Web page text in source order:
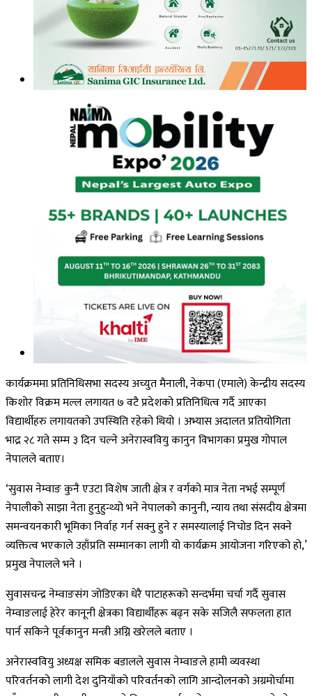
कार्यक्रममा प्रतिनिधिसभा सदस्य अच्युत मैनाली, नेकपा (एमाले) केन्द्रीय सदस्य
किशोर विक्रम मल्ल लगायत ७ वटै प्रदेशको प्रतिनिधित्व गर्दै आएका
विद्यार्थीहरु लगायतको उपस्थिति रहेको थियो । अभ्यास अदालत प्रतियोगिता
भाद्र २८ गते सम्म ३ दिन चल्ने अनेरास्ववियु कानुन विभागका प्रमुख गोपाल
नेपालले बताए।
‘सुवास नेम्वाङ कुनै एउटा विशेष जाती क्षेत्र र वर्गको मात्र नेता नभई सम्पूर्ण
नेपालीको साझा नेता हुनुहुन्थ्यो भने नेपालको कानुनी, न्याय तथा संसदीय क्षेत्रमा
समन्वयनकारी भूमिका निर्वाह गर्न सक्नु हुने र समस्यालाई निचोड दिन सक्ने
व्यक्तित्व भएकाले उहाँप्रति सम्मानका लागी यो कार्यक्रम आयोजना गरिएको हो,’
प्रमुख नेपालले भने ।
सुवासचन्द्र नेम्वाङसंग जोडिएका धेरै पाटाहरूको सन्दर्भमा चर्चा गर्दै सुवास
नेम्वाङलाई हेरेर कानूनी क्षेत्रका विद्यार्थीहरू बढ्न सके सजिलै सफलता हात
पार्न सकिने पूर्वकानुन मन्त्री अग्नि खरेलले बताए ।
अनेरास्ववियु अध्यक्ष समिक बडालले सुवास नेम्वाङले हामी व्यवस्था
परिवर्तनको लागी देश दुनियाँको परिवर्तनको लागि आन्दोलनको अग्रमोर्चामा